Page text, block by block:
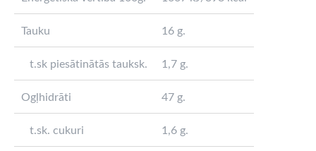
Tauku 16 g.
t.sk piesātinātās tauksk. 1,7 g.
Ogļhidrāti 47 g.
t.sk. cukuri 1,6 g.